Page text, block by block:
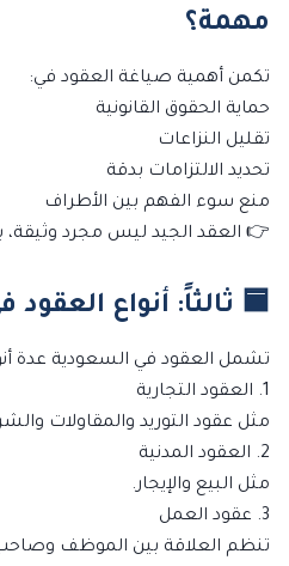
مهمة؟
تكمن أهمية صياغة العقود في:
حماية الحقوق القانونية
تقليل النزاعات
تحديد الالتزامات بدقة
منع سوء الفهم بين الأطراف
👉 العقد الجيد ليس مجرد وثيقة،
🟦 ثالثاً: أنواع
تشمل العقود في السعودية عدة
1. العقود التجارية
مثل عقود التوريد والمقاولات
2. العقود المدنية
مثل البيع والإيجار.
3. عقود العمل
تنظم العلاقة بين الموظف